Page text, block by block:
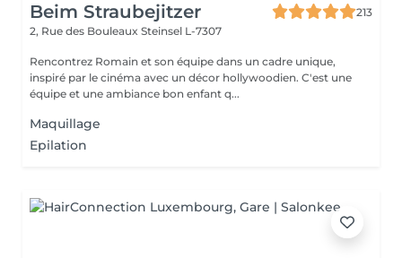
Beim Straubejitzer
213
2, Rue des Bouleaux Steinsel L-7307
Rencontrez Romain et son équipe dans un cadre unique,
inspiré par le cinéma avec un décor hollywoodien. C'est une
équipe et une ambiance bon enfant q...
Maquillage
Epilation